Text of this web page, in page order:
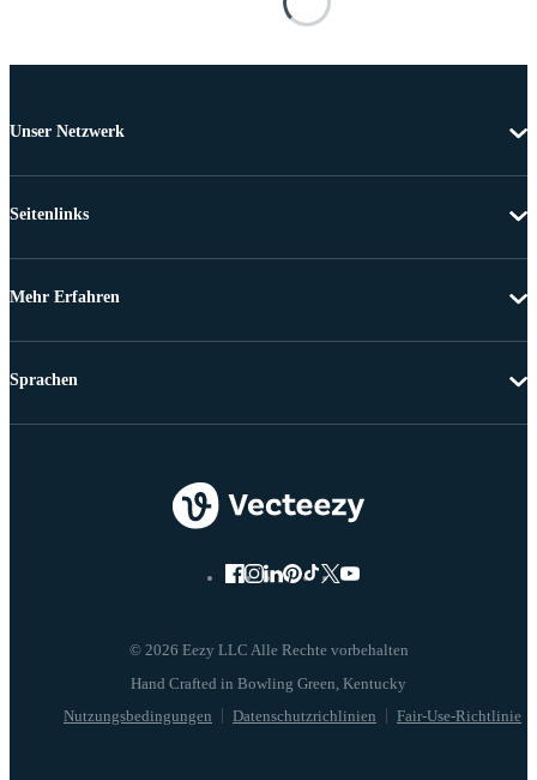
Unser Netzwerk
Seitenlinks
Mehr Erfahren
© 2026 Eezy LLC Alle Rechte vorbehalten
Nutzungsbedingungen Datenschutzrichlinien Fair-Use-Richtlinie
Sprachen